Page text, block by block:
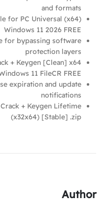
and formats
for PC Universal (x64)
Windows 11 2026 FREE
for bypassing software
protection layers
+ Keygen [Clean] x64
11 FileCR FREE
expiration and update
notifications
+ Keygen Lifetime
(x32x64) [Stable] .zip
Author